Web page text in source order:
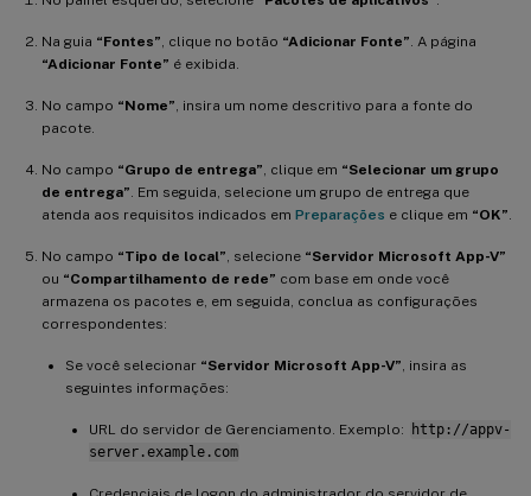
Na guia “Fontes” , clique no botão “Adicionar Fonte” . A página
“Adicionar Fonte” é exibida.
No campo “Nome” , insira um nome descritivo para a fonte do
pacote.
No campo “Grupo de entrega” , clique em “Selecionar um grupo
de entrega” . Em seguida, selecione um grupo de entrega que
atenda aos requisitos indicados em Preparações e clique em “OK”
No campo “Tipo de local” , selecione “Servidor Microsoft App-V”
ou “Compartilhamento de rede” com base em onde você
armazena os pacotes e, em seguida, conclua as configurações
correspondentes:
Se você selecionar “Servidor Microsoft App-V” , insira as
seguintes informações:
URL do servidor de Gerenciamento. Exemplo:
http://appv-
server.example.com